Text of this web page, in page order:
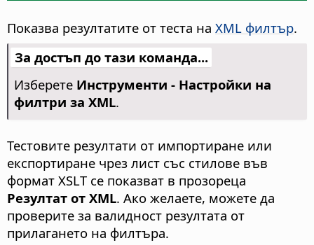
Показва резултатите от теста на XML филтър.
За достъп до тази команда...
Изберете Инструменти - Настройки на
филтри за XML.
Тестовите резултати от импортиране или
експортиране чрез лист със стилове във
формат XSLT се показват в прозореца
Резултат от XML. Ако желаете, можете да
проверите за валидност резултата от
прилагането на филтъра.